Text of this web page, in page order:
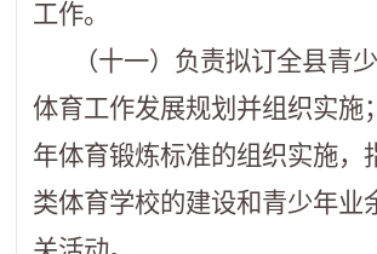
工作。
（十一）负责拟订全县青少
体育工作发展规划并组织实施
年体育锻炼标准的组织实施，
类体育学校的建设和青少年业